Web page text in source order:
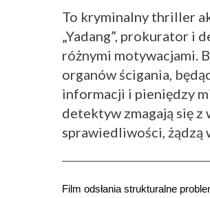
To kryminalny thriller
„Yadang”, prokurator i
różnymi motywacjami.
organów ścigania,
informacji i pieniędzy
detektyw zmagają się
sprawiedliwości, żądzą
Film odsłania strukturalne